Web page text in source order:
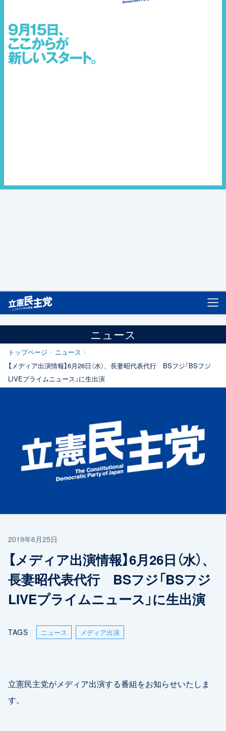
ニュース
トップページ
ニュース
【メディア出演情報】6月26日（水）、長妻昭代表代行 BSフジ「BSフジ
LIVEプライムニュース」に生出演
2019年6月25日
【メディア出演情報】6月26日（水）、
長妻昭代表代行 BSフジ「BSフジ
LIVEプライムニュース」に生出演
TAGS ニュース メディア出演
立憲民主党がメディア出演する番組をお知らせいたしま
す。